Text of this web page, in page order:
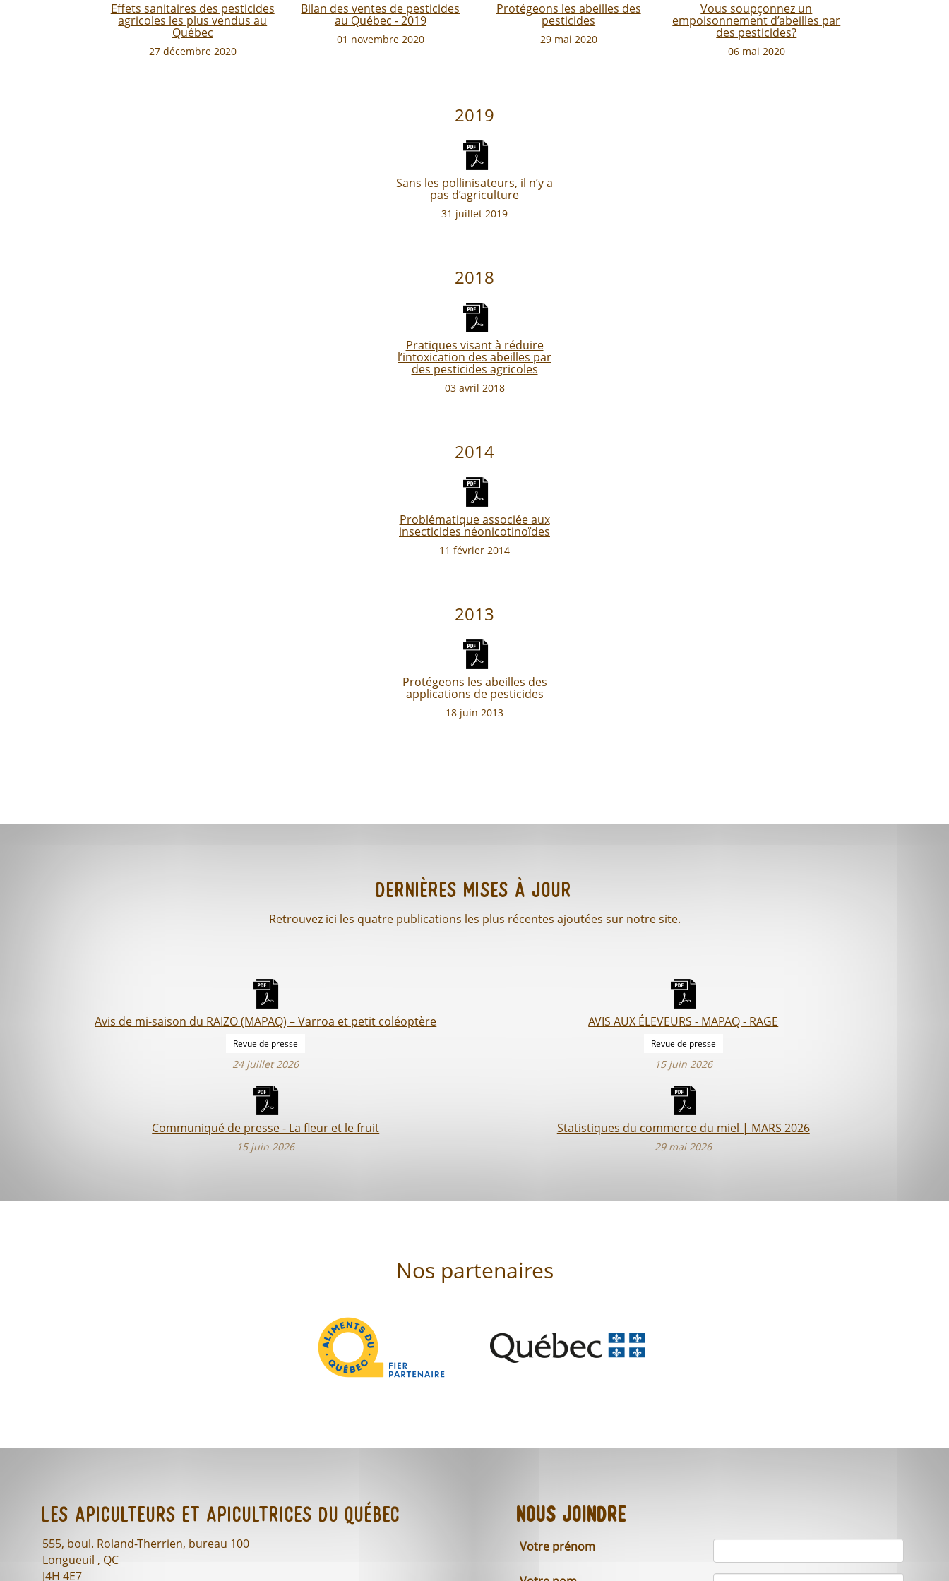
Effets sanitaires des pesticides
agricoles les plus vendus au
Québec
27 décembre 2020
Bilan des ventes de pesticides
au Québec - 2019
01 novembre 2020
Protégeons les abeilles des
pesticides
29 mai 2020
Vous soupçonnez un
empoisonnement d’abeilles par
des pesticides?
06 mai 2020
2019
Sans les pollinisateurs, il n’y a
pas d’agriculture
31 juillet 2019
2018
Pratiques visant à réduire
l’intoxication des abeilles par
des pesticides agricoles
03 avril 2018
2014
Problématique associée aux
insecticides néonicotinoïdes
11 février 2014
2013
Protégeons les abeilles des
applications de pesticides
18 juin 2013
Dernières mises à jour
Retrouvez ici les quatre publications les plus récentes ajoutées sur notre site.
Avis de mi-saison du RAIZO (MAPAQ) – Varroa et petit coléoptère
Revue de presse
24 juillet 2026
AVIS AUX ÉLEVEURS - MAPAQ - RAGE
Revue de presse
15 juin 2026
Communiqué de presse - La fleur et le fruit
15 juin 2026
Statistiques du commerce du miel | MARS 2026
29 mai 2026
Nos partenaires
Les Apiculteurs et Apicultrices du Québec
555, boul. Roland-Therrien, bureau 100
Longueuil , QC
J4H 4E7
Nous joindre
Votre prénom